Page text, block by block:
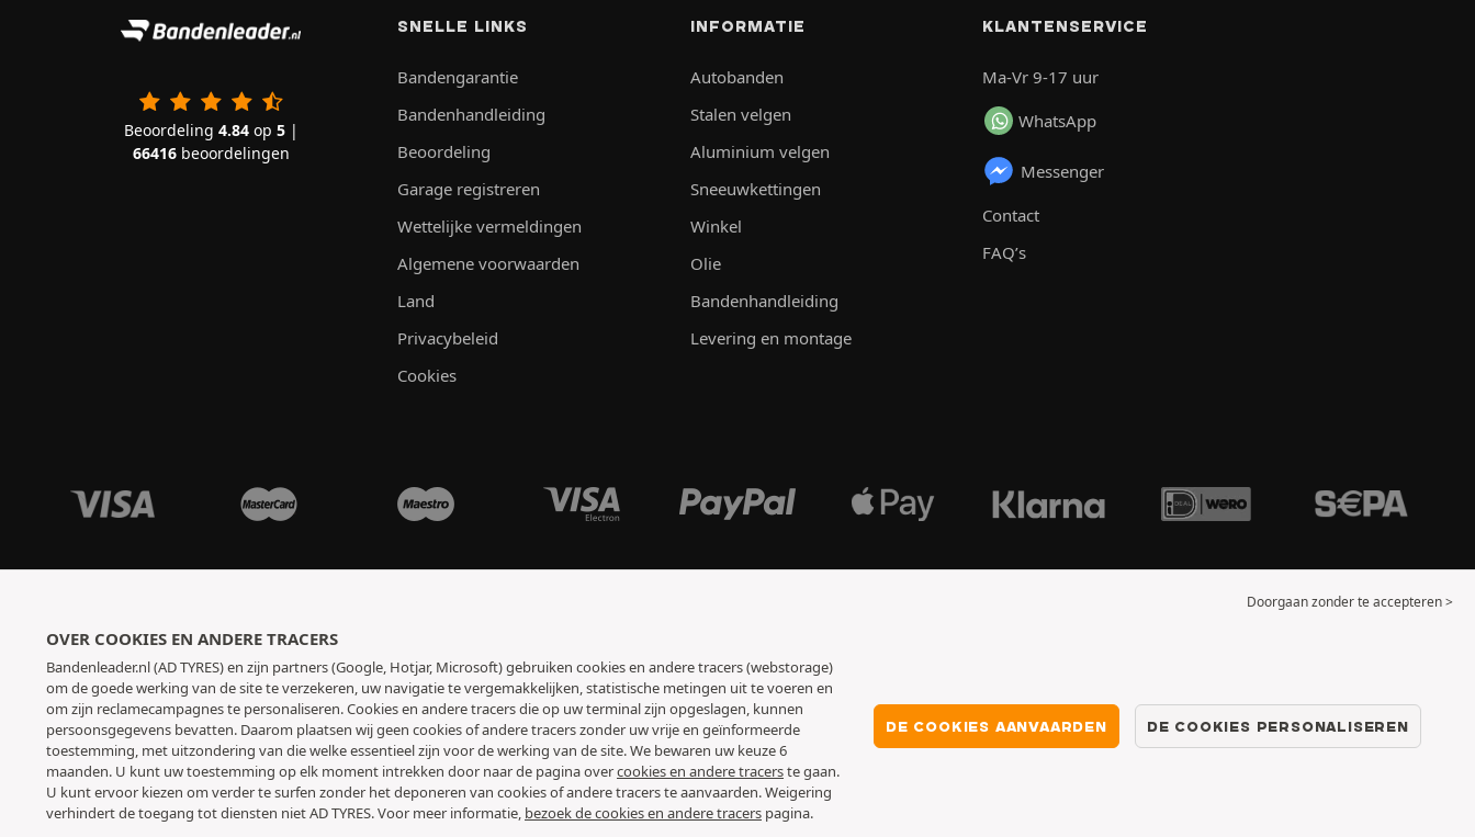
Beoordeling 4.84op 5|
66416beoordelingen
SNELLE LINKS
Bandengarantie
Bandenhandleiding
Beoordeling
Garage registreren
Wettelijke vermeldingen
Algemene voorwaarden
Land
Privacybeleid
Cookies
INFORMATIE
Autobanden
Stalen velgen
Aluminium velgen
Sneeuwkettingen
Winkel
Olie
Bandenhandleiding
Levering en montage
KLANTENSERVICE
Ma-Vr 9-17 uur
WhatsApp
Messenger
Contact
FAQ’s
Doorgaan zonder te accepteren >
OVER COOKIES EN ANDERE TRACERS
Bandenleader.nl (AD TYRES) en zijn partners (Google, Hotjar, Microsoft) gebruiken cookies en andere tracers (webstorage)
om de goede werking van de site te verzekeren, uw navigatie te vergemakkelijken, statistische metingen uit te voeren en
om zijn reclamecampagnes te personaliseren. Cookies en andere tracers die op uw terminal zijn opgeslagen, kunnen
persoonsgegevens bevatten. Daarom plaatsen wij geen cookies of andere tracers zonder uw vrije en geïnformeerde
toestemming, met uitzondering van die welke essentieel zijn voor de werking van de site. We bewaren uw keuze 6
maanden. U kunt uw toestemming op elk moment intrekken door naar de pagina overcookies en andere tracerste gaan.
U kunt ervoor kiezen om verder te surfen zonder het deponeren van cookies of andere tracers te aanvaarden. Weigering
verhindert de toegang tot diensten niet AD TYRES. Voor meer informatie, bezoek de cookies en andere tracers pagina.
DE COOKIES AANVAARDEN DE COOKIES PERSONALISEREN